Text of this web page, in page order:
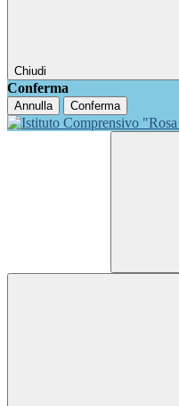
Chiudi
Conferma
Annulla Conferma